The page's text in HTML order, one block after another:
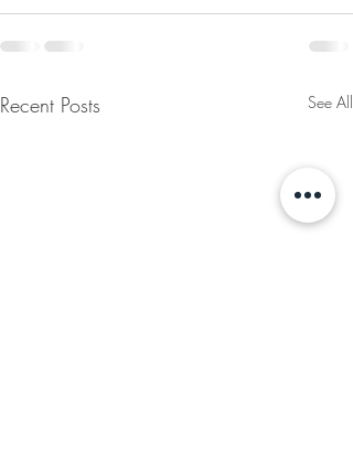
Recent Posts See All